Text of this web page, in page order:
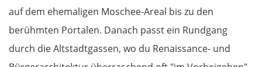
auf dem ehemaligen Moschee-Areal bis zu den
berühmten Portalen. Danach passt ein Rundgang
durch die Altstadtgassen, wo du Renaissance- und